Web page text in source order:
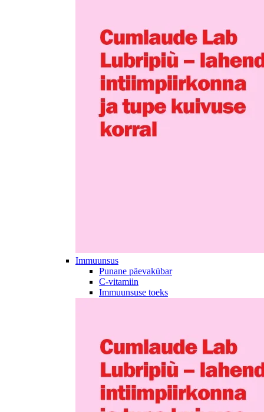
Immuunsus
Punane päevakübar
C-vitamiin
Immuunsuse toeks